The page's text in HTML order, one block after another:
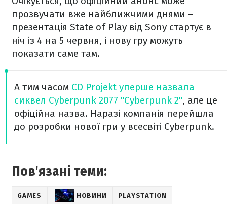
прозвучати вже найближчими днями –
презентація State of Play від Sony стартує в
ніч із 4 на 5 червня, і нову гру можуть
показати саме там.
А тим часом CD Projekt уперше назвала
сиквел Cyberpunk 2077 "Cyberpunk 2", але це
офіційна назва. Наразі компанія перейшла
до розробки нової гри у всесвіті Cyberpunk.
Пов'язані теми:
GAMES НОВИНИ PLAYSTATION